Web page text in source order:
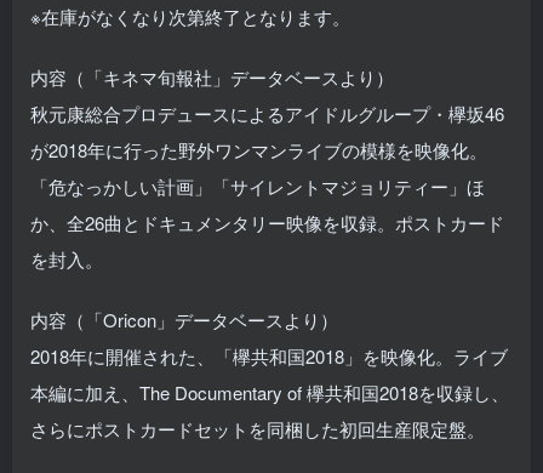
※在庫がなくなり次第終了となります。
内容（「キネマ旬報社」データベースより）
秋元康総合プロデュースによるアイドルグループ・欅坂46
が2018年に行った野外ワンマンライブの模様を映像化。
「危なっかしい計画」「サイレントマジョリティー」ほ
か、全26曲とドキュメンタリー映像を収録。ポストカード
を封入。
内容（「Oricon」データベースより）
2018年に開催された、「欅共和国2018」を映像化。ライブ
本編に加え、The Documentary of 欅共和国2018を収録し、
さらにポストカードセットを同梱した初回生産限定盤。